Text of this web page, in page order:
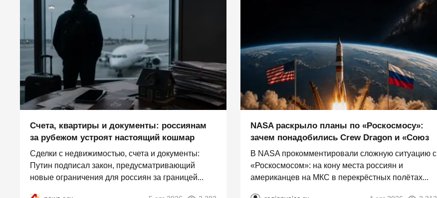
Счета, квартиры и документы: россиянам
за рубежом устроят настоящий кошмар
Сделки с недвижимостью, счета и документы:
Путин подписал закон, предусматривающий
новые ограничения для россиян за границей...
NASA раскрыло планы по «Роскосмосу»:
зачем понадобились Crew Dragon и «Союз
В NASA прокомментировали сложную ситуацию с
«Роскосмосом»: на кону места россиян и
американцев на МКС в перекрёстных полётах...